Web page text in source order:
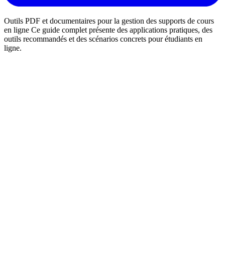
Outils PDF et documentaires pour la gestion des supports de cours
en ligne Ce guide complet présente des applications pratiques, des
outils recommandés et des scénarios concrets pour étudiants en
ligne.